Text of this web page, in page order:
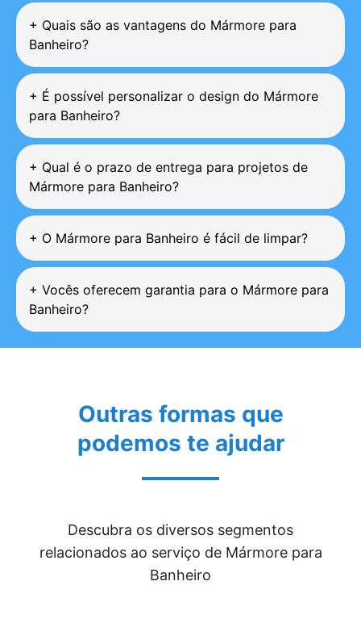
+ Quais são as vantagens do Mármore para
Banheiro?
+ É possível personalizar o design do Mármore
para Banheiro?
+ Qual é o prazo de entrega para projetos de
Mármore para Banheiro?
+ O Mármore para Banheiro é fácil de limpar?
+ Vocês oferecem garantia para o Mármore para
Banheiro?
Outras formas que
podemos te ajudar
Descubra os diversos segmentos
relacionados ao serviço de Mármore para
Banheiro